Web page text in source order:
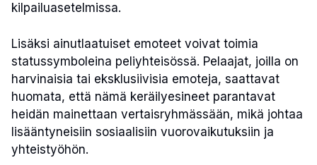
kilpailuasetelmissa.
Lisäksi ainutlaatuiset emoteet voivat toimia
statussymboleina peliyhteisössä. Pelaajat, joilla on
harvinaisia tai eksklusiivisia emoteja, saattavat
huomata, että nämä keräilyesineet parantavat
heidän mainettaan vertaisryhmässään, mikä johtaa
lisääntyneisiin sosiaalisiin vuorovaikutuksiin ja
yhteistyöhön.